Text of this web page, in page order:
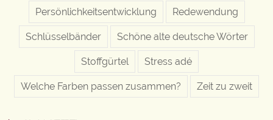
Persönlichkeitsentwicklung Redewendung
Schlüsselbänder Schöne alte deutsche Wörter
Stoffgürtel Stress adé
Welche Farben passen zusammen? Zeit zu zweit